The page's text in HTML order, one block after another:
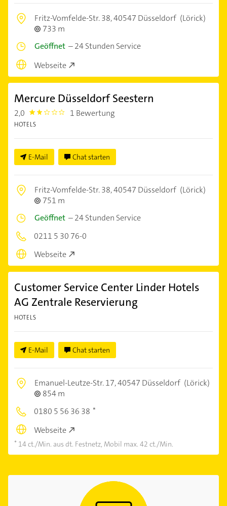
Fritz-Vomfelde-Str. 38,40547 Düsseldorf (Lörick)
733 m
Geöffnet –24 Stunden Service
Webseite
Mercure Düsseldorf Seestern
2,0 2.0 1 Bewertung
HOTELS
E-Mail Chat starten
Fritz-Vomfelde-Str. 38,40547 Düsseldorf (Lörick)
751 m
Geöffnet –24 Stunden Service
0211 5 30 76-0
Webseite
Customer Service Center Linder Hotels
AG Zentrale Reservierung
HOTELS
E-Mail Chat starten
Emanuel-Leutze-Str. 17,40547 Düsseldorf (Lörick)
854 m
0180 5 56 36 38
Webseite
14 ct./Min. aus dt. Festnetz, Mobil max. 42 ct./Min.